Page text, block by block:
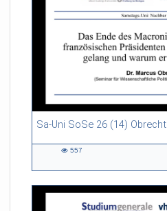
Sa-Uni SoSe 26 (14) Obrecht
46:53 duration
557